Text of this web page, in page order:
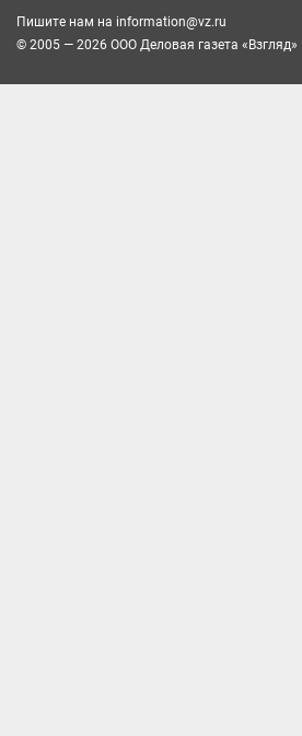
Пишите нам на information@vz.ru
© 2005 — 2026 ООО Деловая газета «Взгляд»